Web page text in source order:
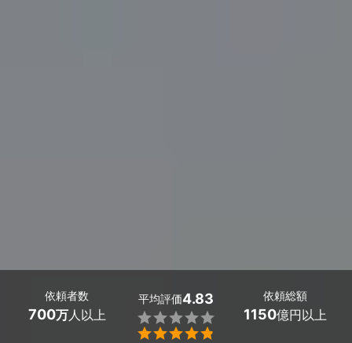
依頼者数
700万人以上
平均評価4.83


依頼総額
1150億円以上